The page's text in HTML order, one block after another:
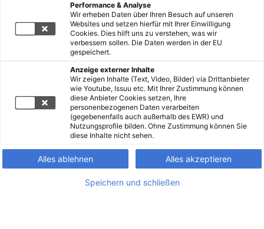
Performance & Analyse
Wir erheben Daten über Ihren Besuch auf unseren
Websites und setzen hierfür mit Ihrer Einwilligung
Cookies. Dies hilft uns zu verstehen, was wir
verbessern sollen. Die Daten werden in der EU
gespeichert.
Anzeige externer Inhalte
Wir zeigen Inhalte (Text, Video, Bilder) via Drittanbieter
wie Youtube, Issuu etc. Mit Ihrer Zustimmung können
diese Anbieter Cookies setzen, Ihre
personenbezogenen Daten verarbeiten
(gegebenenfalls auch außerhalb des EWR) und
Nutzungsprofile bilden. Ohne Zustimmung können Sie
diese Inhalte nicht sehen.
Alles ablehnen Alles akzeptieren
Speichern und schließen